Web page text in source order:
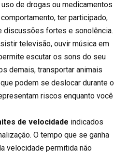
de drogas ou medicamentos
ter participado,
discussões fortes e sonolência.
televisão, ouvir música em
escutar os sons do seu
demais, transportar animais
podem se deslocar durante o
riscos enquanto você
de velocidade indicados
O tempo que se ganha
velocidade permitida não